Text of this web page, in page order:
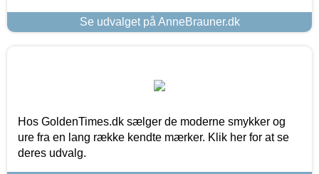
Se udvalget på AnneBrauner.dk
Hos GoldenTimes.dk sælger de moderne smykker og
ure fra en lang række kendte mærker. Klik her for at se
deres udvalg.